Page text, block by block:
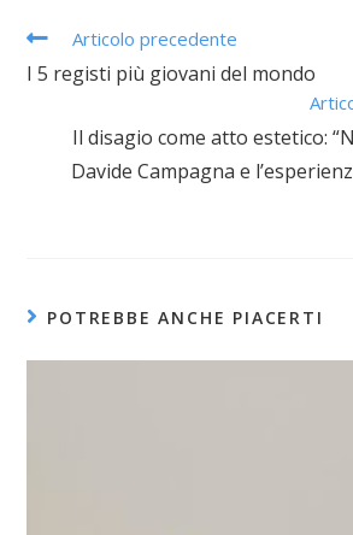
C
u
a
Articolo precedente
I 5 registi più giovani del mondo
Il disagio come atto estetico:
Davide Campagna e
POTREBBE ANCHE PIACERTI